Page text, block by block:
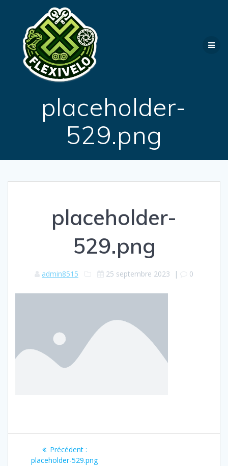
placeholder-
529.png
placeholder-
529.png
admin8515 25 septembre 2023 | 0
Navigation
Précédent :Article
précédent
placeholder-529.png